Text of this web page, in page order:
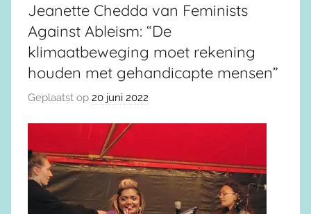
Jeanette Chedda van Feminists
Against Ableism: “De
klimaatbeweging moet rekening
houden met gehandicapte mensen”
Geplaatst op 20 juni 2022